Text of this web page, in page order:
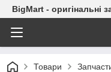
BigMart - оригінальні
Товари